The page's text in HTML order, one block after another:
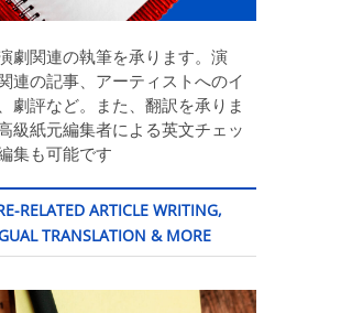
劇関連の執筆を承ります。演
連の記事、アーティストへのイ
劇評など。また、翻訳を承りま
級紙元編集者による英文チェッ
集も可能です
RELATED ARTICLE WRITING,
TRANSLATION & MORE